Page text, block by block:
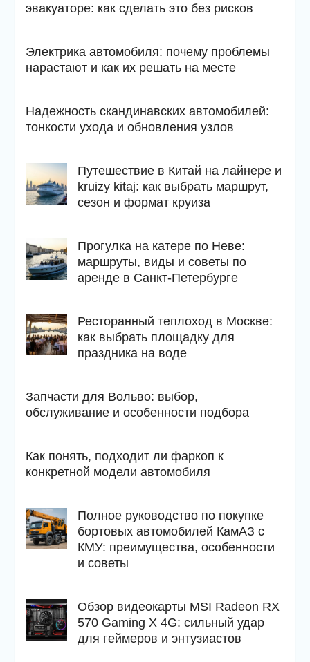
эвакуаторе: как сделать это без рисков
Электрика автомобиля: почему проблемы
нарастают и как их решать на месте
Надежность скандинавских автомобилей:
тонкости ухода и обновления узлов
Путешествие в Китай на лайнере и
kruizy kitaj: как выбрать маршрут,
сезон и формат круиза
Прогулка на катере по Неве:
маршруты, виды и советы по
аренде в Санкт-Петербурге
Ресторанный теплоход в Москве:
как выбрать площадку для
праздника на воде
Запчасти для Вольво: выбор,
обслуживание и особенности подбора
Как понять, подходит ли фаркоп к
конкретной модели автомобиля
Полное руководство по покупке
бортовых автомобилей КамАЗ с
КМУ: преимущества, особенности
и советы
Обзор видеокарты MSI Radeon RX
570 Gaming X 4G: сильный удар
для геймеров и энтузиастов